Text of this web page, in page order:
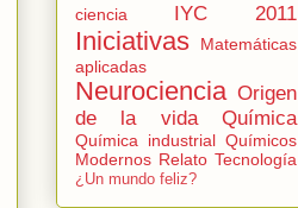
ciencia
IYC 2011
Iniciativas
Matemáticas
aplicadas
Neurociencia Origen
de la vida
Química
Química industrial Químicos
Modernos Relato Tecnología
¿Un mundo feliz?